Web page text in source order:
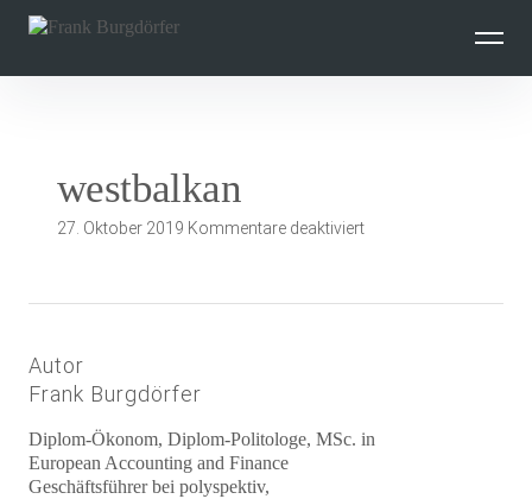
überspringen
westbalkan
27. Oktober 2019 Kommentare deaktiviertfür
Autor
Frank Burgdörfer
Diplom-Ökonom, Diplom-Politologe, MSc. in
European Accounting and Finance
Geschäftsführer bei polyspektiv,